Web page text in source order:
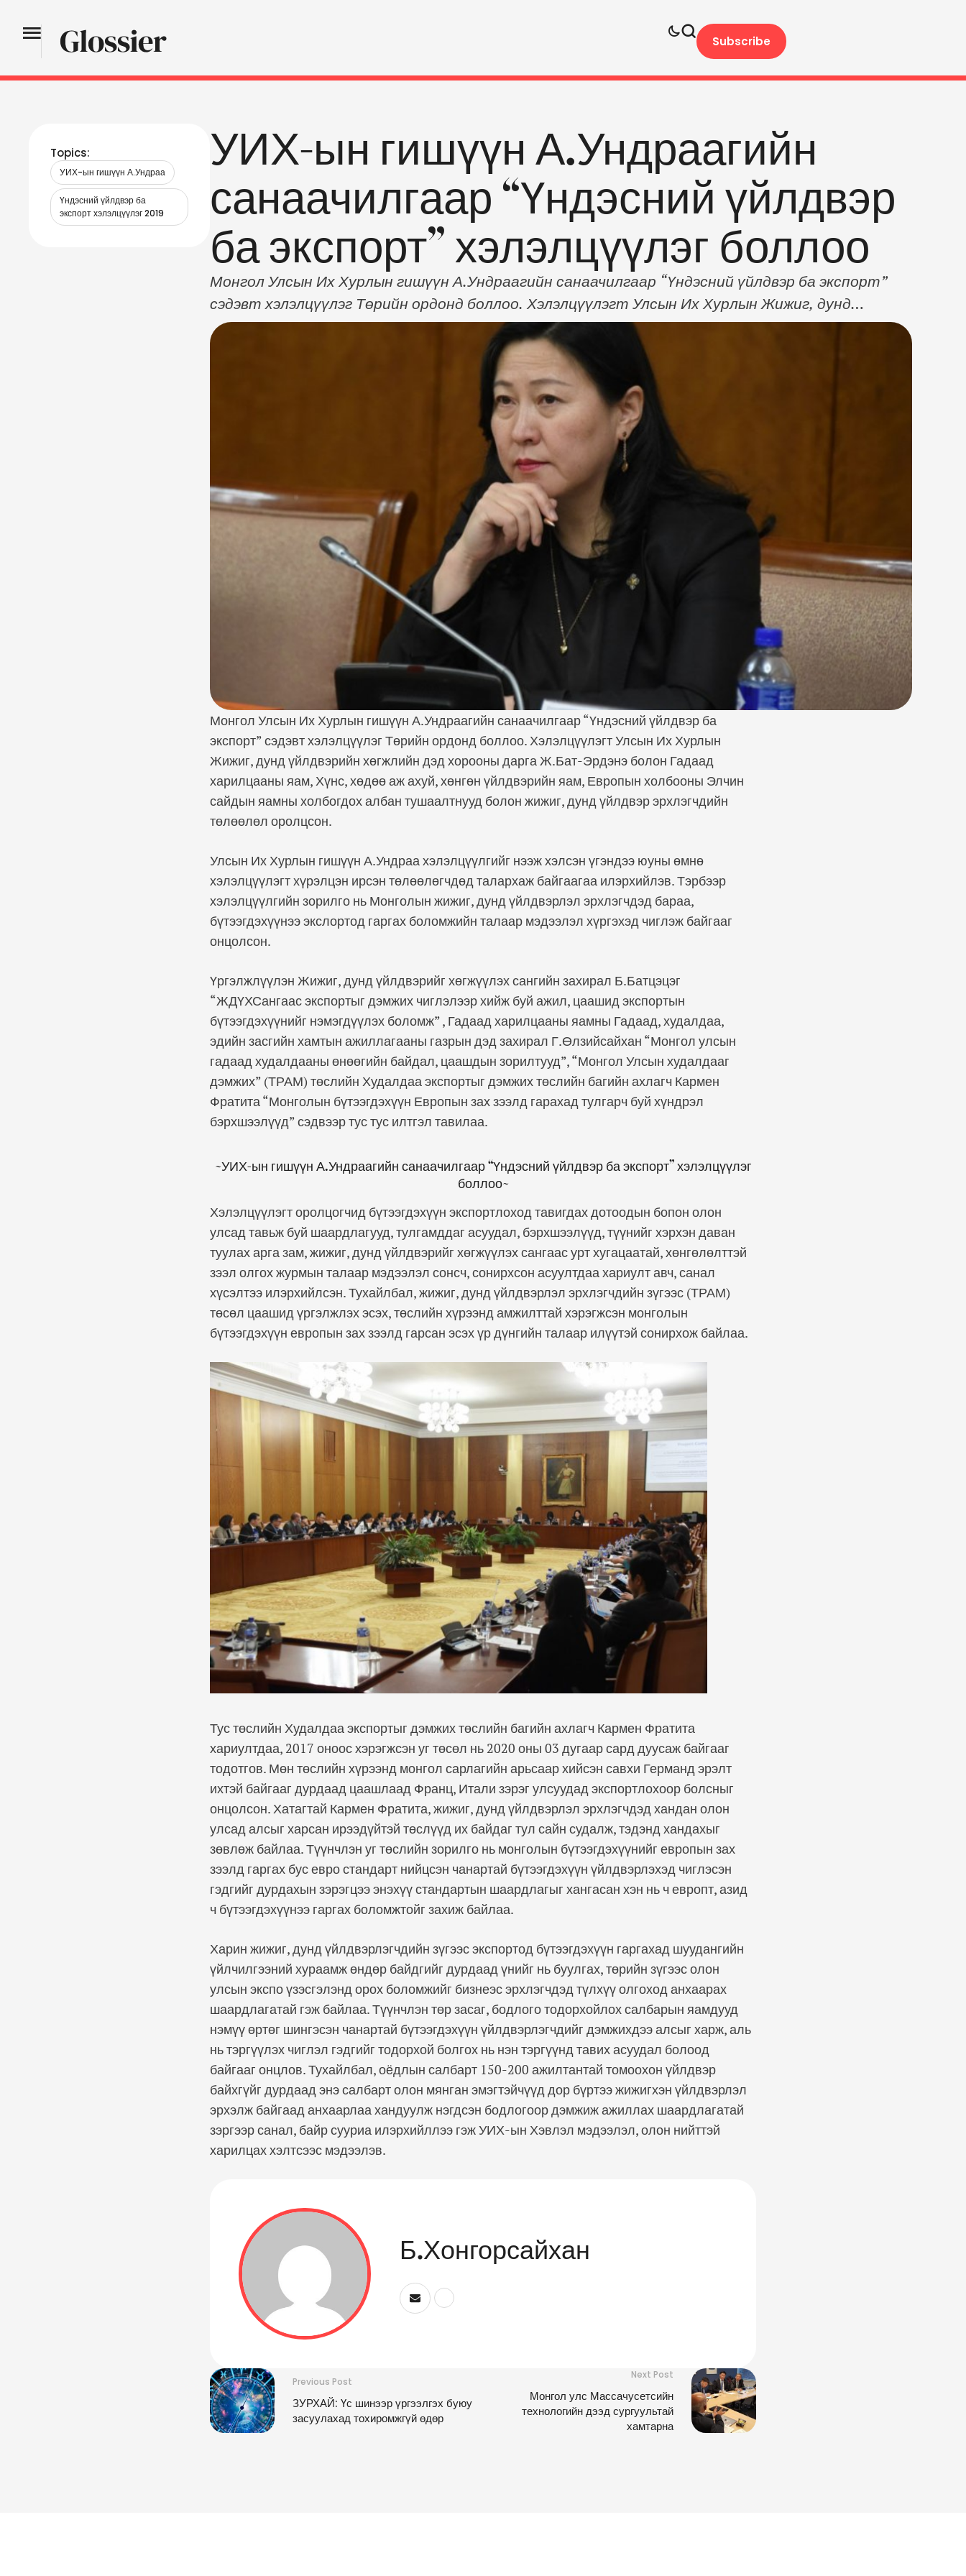
Subscribe
Topics:
УИХ-ын гишүүн А.Ундраа
Үндэсний үйлдвэр ба
экспорт хэлэлцүүлэг 2019
УИХ-ын гишүүн А.Ундраагийн
санаачилгаар “Үндэсний үйлдвэр
ба экспорт” хэлэлцүүлэг боллоо
Монгол Улсын Их Хурлын гишүүн А.Ундраагийн санаачилгаар “Үндэсний үйлдвэр ба экспорт”
сэдэвт хэлэлцүүлэг Төрийн ордонд боллоо. Хэлэлцүүлэгт Улсын Их Хурлын Жижиг, дунд
үйлдвэрийн хөгжлийн дэд хорооны дарга Ж.Бат-Эрдэнэ болон Гадаад харилцааны яам, Хүнс,
хөдөө аж ахуй, хөнгөн үйлдвэрийн яам, Европын холбооны Элчин сайдын яамны холбогдох албан
тушаалтнууд болон жижиг, дунд үйлдвэр эрхлэгчдийн төлөөлөл оролцсон. Улсын …
Монгол Улсын Их Хурлын гишүүн А.Ундраагийн санаачилгаар “Үндэсний үйлдвэр ба
экспорт” сэдэвт хэлэлцүүлэг Төрийн ордонд боллоо. Хэлэлцүүлэгт Улсын Их Хурлын
Жижиг, дунд үйлдвэрийн хөгжлийн дэд хорооны дарга Ж.Бат-Эрдэнэ болон Гадаад
харилцааны яам, Хүнс, хөдөө аж ахуй, хөнгөн үйлдвэрийн яам, Европын холбооны Элчин
сайдын яамны холбогдох албан тушаалтнууд болон жижиг, дунд үйлдвэр эрхлэгчдийн
төлөөлөл оролцсон.
Улсын Их Хурлын гишүүн А.Ундраа хэлэлцүүлгийг нээж хэлсэн үгэндээ юуны өмнө
хэлэлцүүлэгт хүрэлцэн ирсэн төлөөлөгчдөд талархаж байгаагаа илэрхийлэв. Тэрбээр
хэлэлцүүлгийн зорилго нь Монголын жижиг, дунд үйлдвэрлэл эрхлэгчдэд бараа,
бүтээгдэхүүнээ экслортод гаргах боломжийн талаар мэдээлэл хүргэхэд чиглэж байгааг
онцолсон.
Үргэлжлүүлэн Жижиг, дунд үйлдвэрийг хөгжүүлэх сангийн захирал Б.Батцэцэг
“ЖДҮХСангаас экспортыг дэмжих чиглэлээр хийж буй ажил, цаашид экспортын
бүтээгдэхүүнийг нэмэгдүүлэх боломж” , Гадаад харилцааны яамны Гадаад, худалдаа,
эдийн засгийн хамтын ажиллагааны газрын дэд захирал Г.Өлзийсайхан “Монгол улсын
гадаад худалдааны өнөөгийн байдал, цаашдын зорилтууд”, “Монгол Улсын худалдааг
дэмжих” (ТРАМ) төслийн Худалдаа экспортыг дэмжих төслийн багийн ахлагч Кармен
Фратита “Монголын бүтээгдэхүүн Европын зах зээлд гарахад тулгарч буй хүндрэл
бэрхшээлүүд” сэдвээр тус тус илтгэл тавилаа.
~УИХ-ын гишүүн А.Ундраагийн санаачилгаар “Үндэсний үйлдвэр ба экспорт” хэлэлцүүлэг
боллоо~
Хэлэлцүүлэгт оролцогчид бүтээгдэхүүн экспортлоход тавигдах дотоодын бопон олон
улсад тавьж буй шаардлагууд, тулгамддаг асуудал, бэрхшээлүүд, түүнийг хэрхэн даван
туулах арга зам, жижиг, дунд үйлдвэрийг хөгжүүлэх сангаас урт хугацаатай, хөнгөлөлттэй
зээл олгох журмын талаар мэдээлэл сонсч, сонирхсон асуултдаа хариулт авч, санал
хүсэлтээ илэрхийлсэн. Тухайлбал, жижиг, дунд үйлдвэрлэл эрхлэгчдийн зүгээс (ТРАМ)
төсөл цаашид үргэлжлэх эсэх, төслийн хүрээнд амжилттай хэрэгжсэн монголын
бүтээгдэхүүн европын зах зээлд гарсан эсэх үр дүнгийн талаар илүүтэй сонирхож байлаа.
Тус төслийн Худалдаа экспортыг дэмжих төслийн багийн ахлагч Кармен Фратита
хариултдаа, 2017 оноос хэрэгжсэн уг төсөл нь 2020 оны 03 дугаар сард дуусаж байгааг
тодотгов. Мөн төслийн хүрээнд монгол сарлагийн арьсаар хийсэн савхи Германд эрэлт
ихтэй байгааг дурдаад цаашлаад Франц, Итали зэрэг улсуудад экспортлохоор болсныг
онцолсон. Хатагтай Кармен Фратита, жижиг, дунд үйлдвэрлэл эрхлэгчдэд хандан олон
улсад алсыг харсан ирээдүйтэй төслүүд их байдаг тул сайн судалж, тэдэнд хандахыг
зөвлөж байлаа. Түүнчлэн уг төслийн зорилго нь монголын бүтээгдэхүүнийг европын зах
зээлд гаргах бус евро стандарт нийцсэн чанартай бүтээгдэхүүн үйлдвэрлэхэд чиглэсэн
гэдгийг дурдахын зэрэгцээ энэхүү стандартын шаардлагыг хангасан хэн нь ч европт, азид
ч бүтээгдэхүүнээ гаргах боломжтойг захиж байлаа.
Харин жижиг, дунд үйлдвэрлэгчдийн зүгээс экспортод бүтээгдэхүүн гаргахад шуудангийн
үйлчилгээний хураамж өндөр байдгийг дурдаад үнийг нь буулгах, төрийн зүгээс олон
улсын экспо үзэсгэлэнд орох боломжийг бизнеэс эрхлэгчдэд түлхүү олгоход анхаарах
шаардлагатай гэж байлаа. Түүнчлэн төр засаг, бодлого тодорхойлох салбарын яамдууд
нэмүү өртөг шингэсэн чанартай бүтээгдэхүүн үйлдвэрлэгчдийг дэмжихдээ алсыг харж, аль
нь тэргүүлэх чиглэл гэдгийг тодорхой болгох нь нэн тэргүүнд тавих асуудал болоод
байгааг онцлов. Тухайлбал, оёдлын салбарт 150-200 ажилтантай томоохон үйлдвэр
байхгүйг дурдаад энэ салбарт олон мянган эмэгтэйчүүд дор бүртээ жижигхэн үйлдвэрлэл
эрхэлж байгаад анхаарлаа хандуулж нэгдсэн бодлогоор дэмжиж ажиллах шаардлагатай
зэргээр санал, байр сууриа илэрхийллээ гэж УИХ-ын Хэвлэл мэдээлэл, олон нийттэй
харилцах хэлтсээс мэдээлэв.
Б.Хонгорсайхан
Previous Post
ЗУРХАЙ: Үс шинээр үргээлгэх буюу
засуулахад тохиромжгүй өдөр
Next Post
Монгол улс Массачусетсийн
технологийн дээд сургуультай
хамтарна